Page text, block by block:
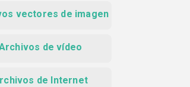
vectores de imagen
de vídeo
de Internet